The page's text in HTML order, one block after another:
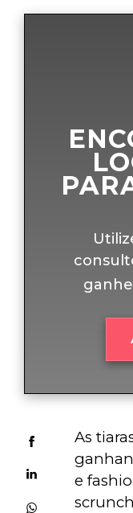
ganhe
As
e